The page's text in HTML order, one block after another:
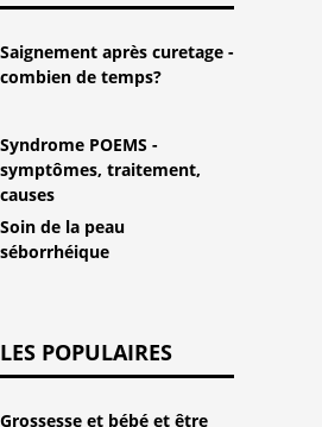
Saignement après curetage -
combien de temps?
Syndrome POEMS -
symptômes, traitement,
causes
Soin de la peau
séborrhéique
POPULAIRES
Grossesse et bébé et être